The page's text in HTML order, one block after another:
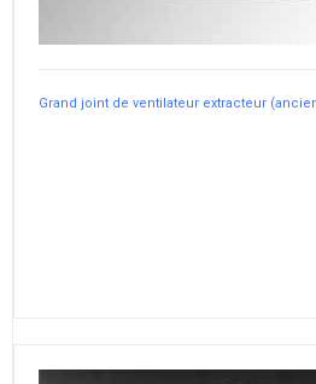
Grand joint de ventilateur extracteur